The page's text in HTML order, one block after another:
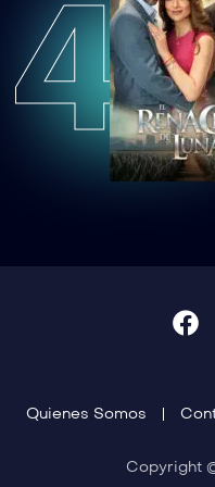
4
Quienes Somos
Copyright